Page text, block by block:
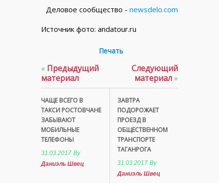
Деловое сообщество - newsdelo.com
Источник фото: andatour.ru
Печать
« Предыдущий
материал
ЧАЩЕ ВСЕГО В
ТАКСИ РОСТОВЧАНЕ
ЗАБЫВАЮТ
МОБИЛЬНЫЕ
ТЕЛЕФОНЫ
31.03.2017 By
Даниэль Швец
Следующий
материал»
ЗАВТРА
ПОДОРОЖАЕТ
ПРОЕЗД В
ОБЩЕСТВЕННОМ
ТРАНСПОРТЕ
ТАГАНРОГА
31.03.2017 By
Даниэль Швец